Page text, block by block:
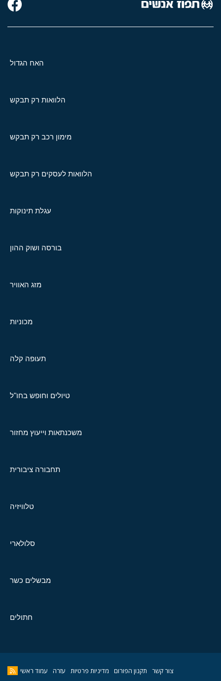
האח הגדול
הלוואות רק תבקש
מימון רכב רק תבקש
הלוואות לעסקים רק תבקש
עגלת תינוקות
בורסה ושוק ההון
מזג האוויר
מכוניות
תעופה קלה
טיולים וחופש בחו"ל
משכנתאות וייעוץ מחזור
תחבורה ציבורית
טלוויזיה
סלולארי
מבשלים כשר
חתולים
צור קשר תקנון הפורום מדיניות פרטיות עזרה עמוד ראשי